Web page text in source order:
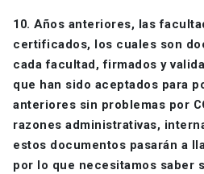
10. Años anteriores, las
certificados, los cuales son
cada facultad, firmados y
que han sido aceptados para
anteriores sin problemas por
razones administrativas,
estos documentos pasarán a
por lo que necesitamos saber